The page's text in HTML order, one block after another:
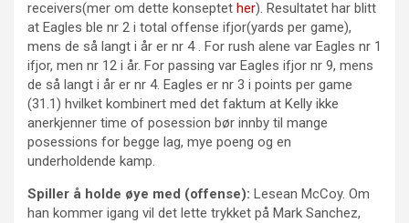
receivers(mer om dette konseptet her). Resultatet har blitt
at Eagles ble nr 2 i total offense ifjor(yards per game),
mens de så langt i år er nr 4 . For rush alene var Eagles nr 1
ifjor, men nr 12 i år. For passing var Eagles ifjor nr 9, mens
de så langt i år er nr 4. Eagles er nr 3 i points per game
(31.1) hvilket kombinert med det faktum at Kelly ikke
anerkjenner time of posession bør innby til mange
posessions for begge lag, mye poeng og en
underholdende kamp.
Spiller å holde øye med (offense): Lesean McCoy. Om
han kommer igang vil det lette trykket på Mark Sanchez,